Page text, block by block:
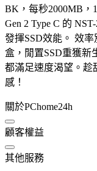
BK，每秒2000MB，
Gen 2 Type C 的
發揮SSD效能。 效
盒，閒置SSD重獲新
都滿足速度渴望。趁
感！
關於PChome24h
顧客權益
其他服務